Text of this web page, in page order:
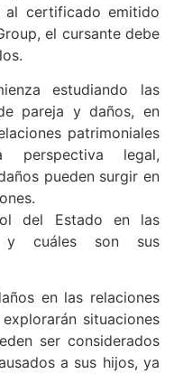
al certificado emitido
el cursante debe
estudiando las
pareja y daños, en
patrimoniales
legal,
pueden surgir en
del Estado en las
y cuáles son sus
en las relaciones
situaciones
ser considerados
a sus hijos, ya